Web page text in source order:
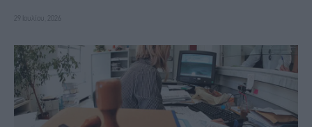
29 Ιουλίου, 2026